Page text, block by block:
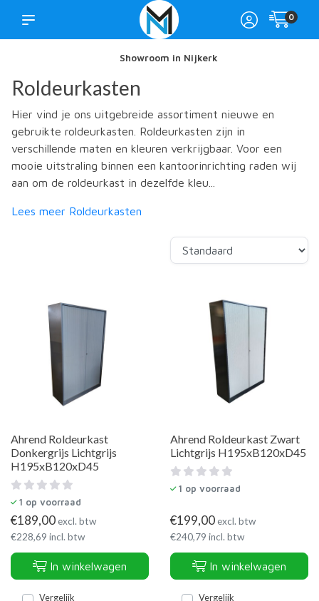
0
Showroom in Nijkerk
Roldeurkasten
Hier vind je ons uitgebreide assortiment nieuwe en
gebruikte roldeurkasten. Roldeurkasten zijn in
verschillende maten en kleuren verkrijgbaar. Voor een
mooie uitstraling binnen een kantoorinrichting raden wij
aan om de roldeurkast in dezelfde kleu...
Lees meer Roldeurkasten
Ahrend Roldeurkast
Donkergrijs Lichtgrijs
H195xB120xD45
1 op voorraad
€189,00excl. btw
€228,69 incl. btw
In winkelwagen
Vergelijk
Ahrend Roldeurkast Zwart
Lichtgrijs H195xB120xD45
1 op voorraad
€199,00excl. btw
€240,79 incl. btw
In winkelwagen
Vergelijk